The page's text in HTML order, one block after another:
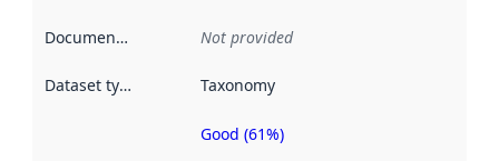
Documentation Not provided
Dataset type Taxonomy
Metadata
Good (61%)